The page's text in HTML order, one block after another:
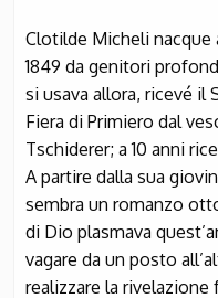
Clotilde Micheli nacque
1849 da genitori
si usava allora, ricevé il
Fiera di Primiero dal
Tschiderer; a 10 anni
A partire dalla sua
sembra un romanzo
di Dio plasmava
vagare da un posto
realizzare la